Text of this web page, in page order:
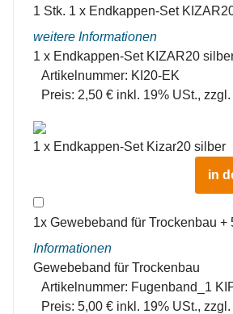
1 Stk. 1 x Endkappen-Set
weitere Informationen
1 x Endkappen-Set KIZAR20
Artikelnummer: KI20-EK
Preis: 2,50 € inkl. 19% USt., zzgl.
1 x Endkappen-Set Kizar20 silber
in
1x Gewebeband für Trockenbau +
Informationen
Gewebeband für Trockenbau
Artikelnummer: Fugenband_1
Preis: 5,00 € inkl. 19% USt., zzgl.